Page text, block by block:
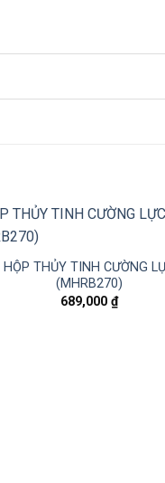
HỘP THỦY TINH CƯỜNG
(MHRB270)
689,000 ₫